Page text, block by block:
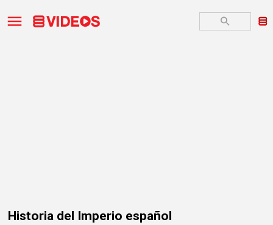
Historia del Imperio español